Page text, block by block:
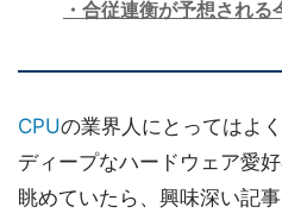
合従連衡が予想され
CPUの業界人にとってはよ
ディープなハードウェア愛
眺めていたら、興味深い記事